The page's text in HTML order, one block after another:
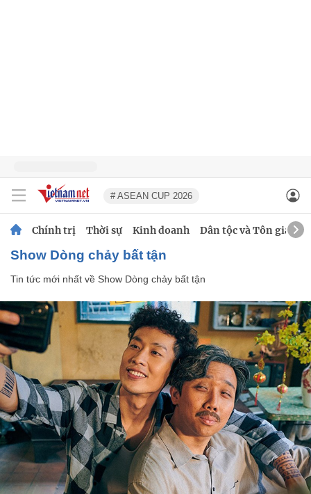
# ASEAN CUP 2026
Chính trị Thời sự Kinh doanh Dân tộc và Tôn giáo
Show Dòng chảy bất tận
Tin tức mới nhất về Show Dòng chảy bất tận